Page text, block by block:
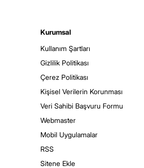
Kurumsal
Kullanım Şartları
Gizlilik Politikası
Çerez Politikası
Kişisel Verilerin Korunması
Veri Sahibi Başvuru Formu
Webmaster
Mobil Uygulamalar
RSS
Sitene Ekle